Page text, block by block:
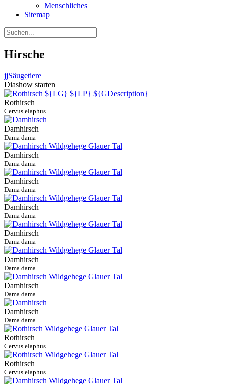
Menschliches
Sitemap
Hirsche
jjSäugetiere
Diashow starten
Rothirsch
Cervus elaphus
Damhirsch
Dama dama
Damhirsch
Dama dama
Damhirsch
Dama dama
Damhirsch
Dama dama
Damhirsch
Dama dama
Damhirsch
Dama dama
Damhirsch
Dama dama
Damhirsch
Dama dama
Rothirsch
Cervus elaphus
Rothirsch
Cervus elaphus